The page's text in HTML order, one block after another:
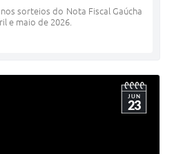
sorteios do Nota Fiscal Gaúcha
e maio de 2026.
JUN
23